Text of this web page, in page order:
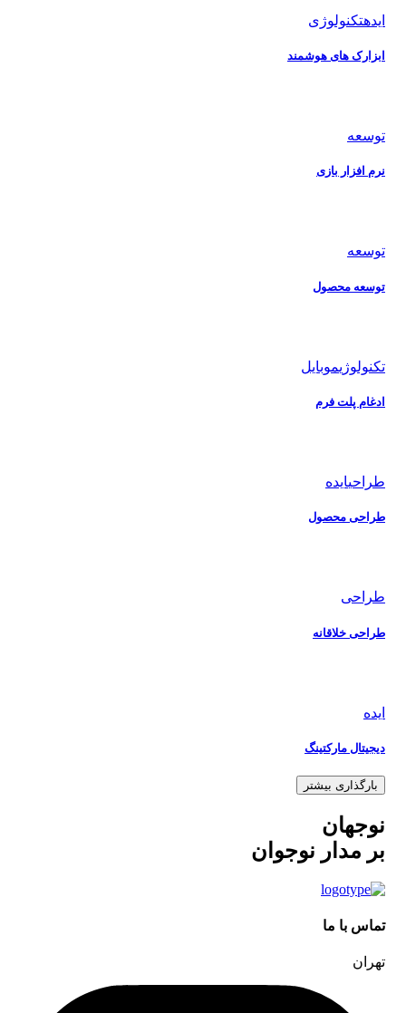
ایدهتکنولوژی
ابزارک های هوشمند
توسعه
نرم افزار بازی
توسعه
توسعه محصول
تکنولوژیموبایل
ادغام پلت فرم
طراحیایده
طراحی محصول
طراحی
طراحی خلاقانه
ایده
دیجیتال مارکتینگ
بارگذاری بیشتر
نوجهان
بر مدار نوجوان
تماس با ما
تهران